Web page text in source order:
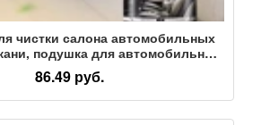
чистки салона автомобильных
подушка для автомобильных
фланель, тканый материал,
средство для чистки, сильное
обеззараживание
86.49 руб.